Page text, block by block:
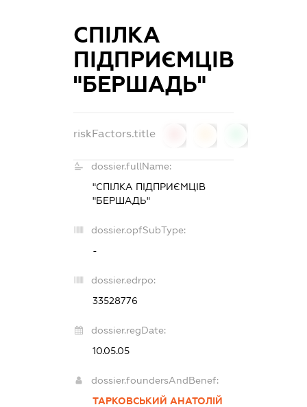
СПІЛКА
ПІДПРИЄМЦІВ
"БЕРШАДЬ"
riskFactors.title
dossier.fullName:
"СПІЛКА ПІДПРИЄМЦІВ
"БЕРШАДЬ"
dossier.opfSubType:
-
dossier.edrpo:
33528776
dossier.regDate:
10.05.05
dossier.foundersAndBenef:
ТАРКОВСЬКИЙ АНАТОЛІЙ